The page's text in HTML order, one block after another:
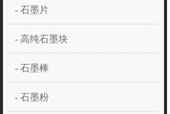
- 石墨片
- 高纯石墨块
- 石墨棒
- 石墨粉